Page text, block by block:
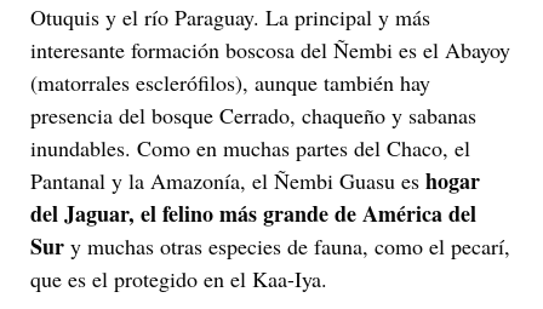
Otuquis y el río Paraguay. La principal y más
interesante formación boscosa del Ñembi es el Abayoy
(matorrales esclerófilos), aunque también hay
presencia del bosque Cerrado, chaqueño y sabanas
inundables. Como en muchas partes del Chaco, el
Pantanal y la Amazonía, el Ñembi Guasu es hogar
del Jaguar, el felino más grande de América del
Sur y muchas otras especies de fauna, como el pecarí,
que es el protegido en el Kaa-Iya.